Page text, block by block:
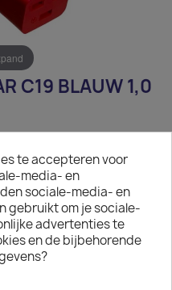
C19 BLAUW 1,0
m
te accepteren voor
media- en
sociale-media- en
gebruikt om je sociale-
advertenties te
en de bijbehorende